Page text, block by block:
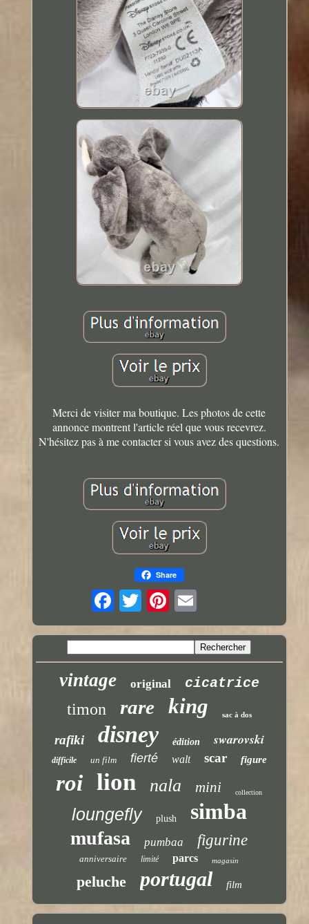
Merci de visiter ma boutique. Les photos de cette
annonce montrent l'article réel que vous recevrez.
N'hésitez pas à me contacter si vous avez des questions.
Share
vintage original cicatrice
timon rare king sac à dos
rafiki disney édition swarovski
difficile un film fierté walt scar figure
roi lion nala mini collection
loungefly plush simba
mufasa pumbaa figurine
anniversaire limité parcs magasin
peluche portugal film